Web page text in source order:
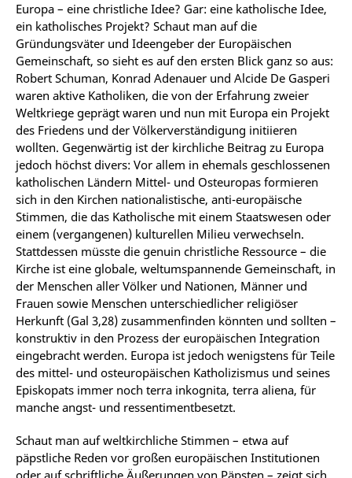
Europa – eine christliche Idee? Gar: eine katholische Idee,
ein katholisches Projekt? Schaut man auf die
Gründungsväter und Ideengeber der Europäischen
Gemeinschaft, so sieht es auf den ersten Blick ganz so aus:
Robert Schuman, Konrad Adenauer und Alcide De Gasperi
waren aktive Katholiken, die von der Erfahrung zweier
Weltkriege geprägt waren und nun mit Europa ein Projekt
des Friedens und der Völkerverständigung initiieren
wollten. Gegenwärtig ist der kirchliche Beitrag zu Europa
jedoch höchst divers: Vor allem in ehemals geschlossenen
katholischen Ländern Mittel- und Osteuropas formieren
sich in den Kirchen nationalistische, anti-europäische
Stimmen, die das Katholische mit einem Staatswesen oder
einem (vergangenen) kulturellen Milieu verwechseln.
Stattdessen müsste die genuin christliche Ressource – die
Kirche ist eine globale, weltumspannende Gemeinschaft, in
der Menschen aller Völker und Nationen, Männer und
Frauen sowie Menschen unterschiedlicher religiöser
Herkunft (Gal 3,28) zusammenfinden könnten und sollten –
konstruktiv in den Prozess der europäischen Integration
eingebracht werden. Europa ist jedoch wenigstens für Teile
des mittel- und osteuropäischen Katholizismus und seines
Episkopats immer noch terra inkognita, terra aliena, für
manche angst- und ressentimentbesetzt.
Schaut man auf weltkirchliche Stimmen – etwa auf
päpstliche Reden vor großen europäischen Institutionen
oder auf schriftliche Äußerungen von Päpsten – zeigt sich